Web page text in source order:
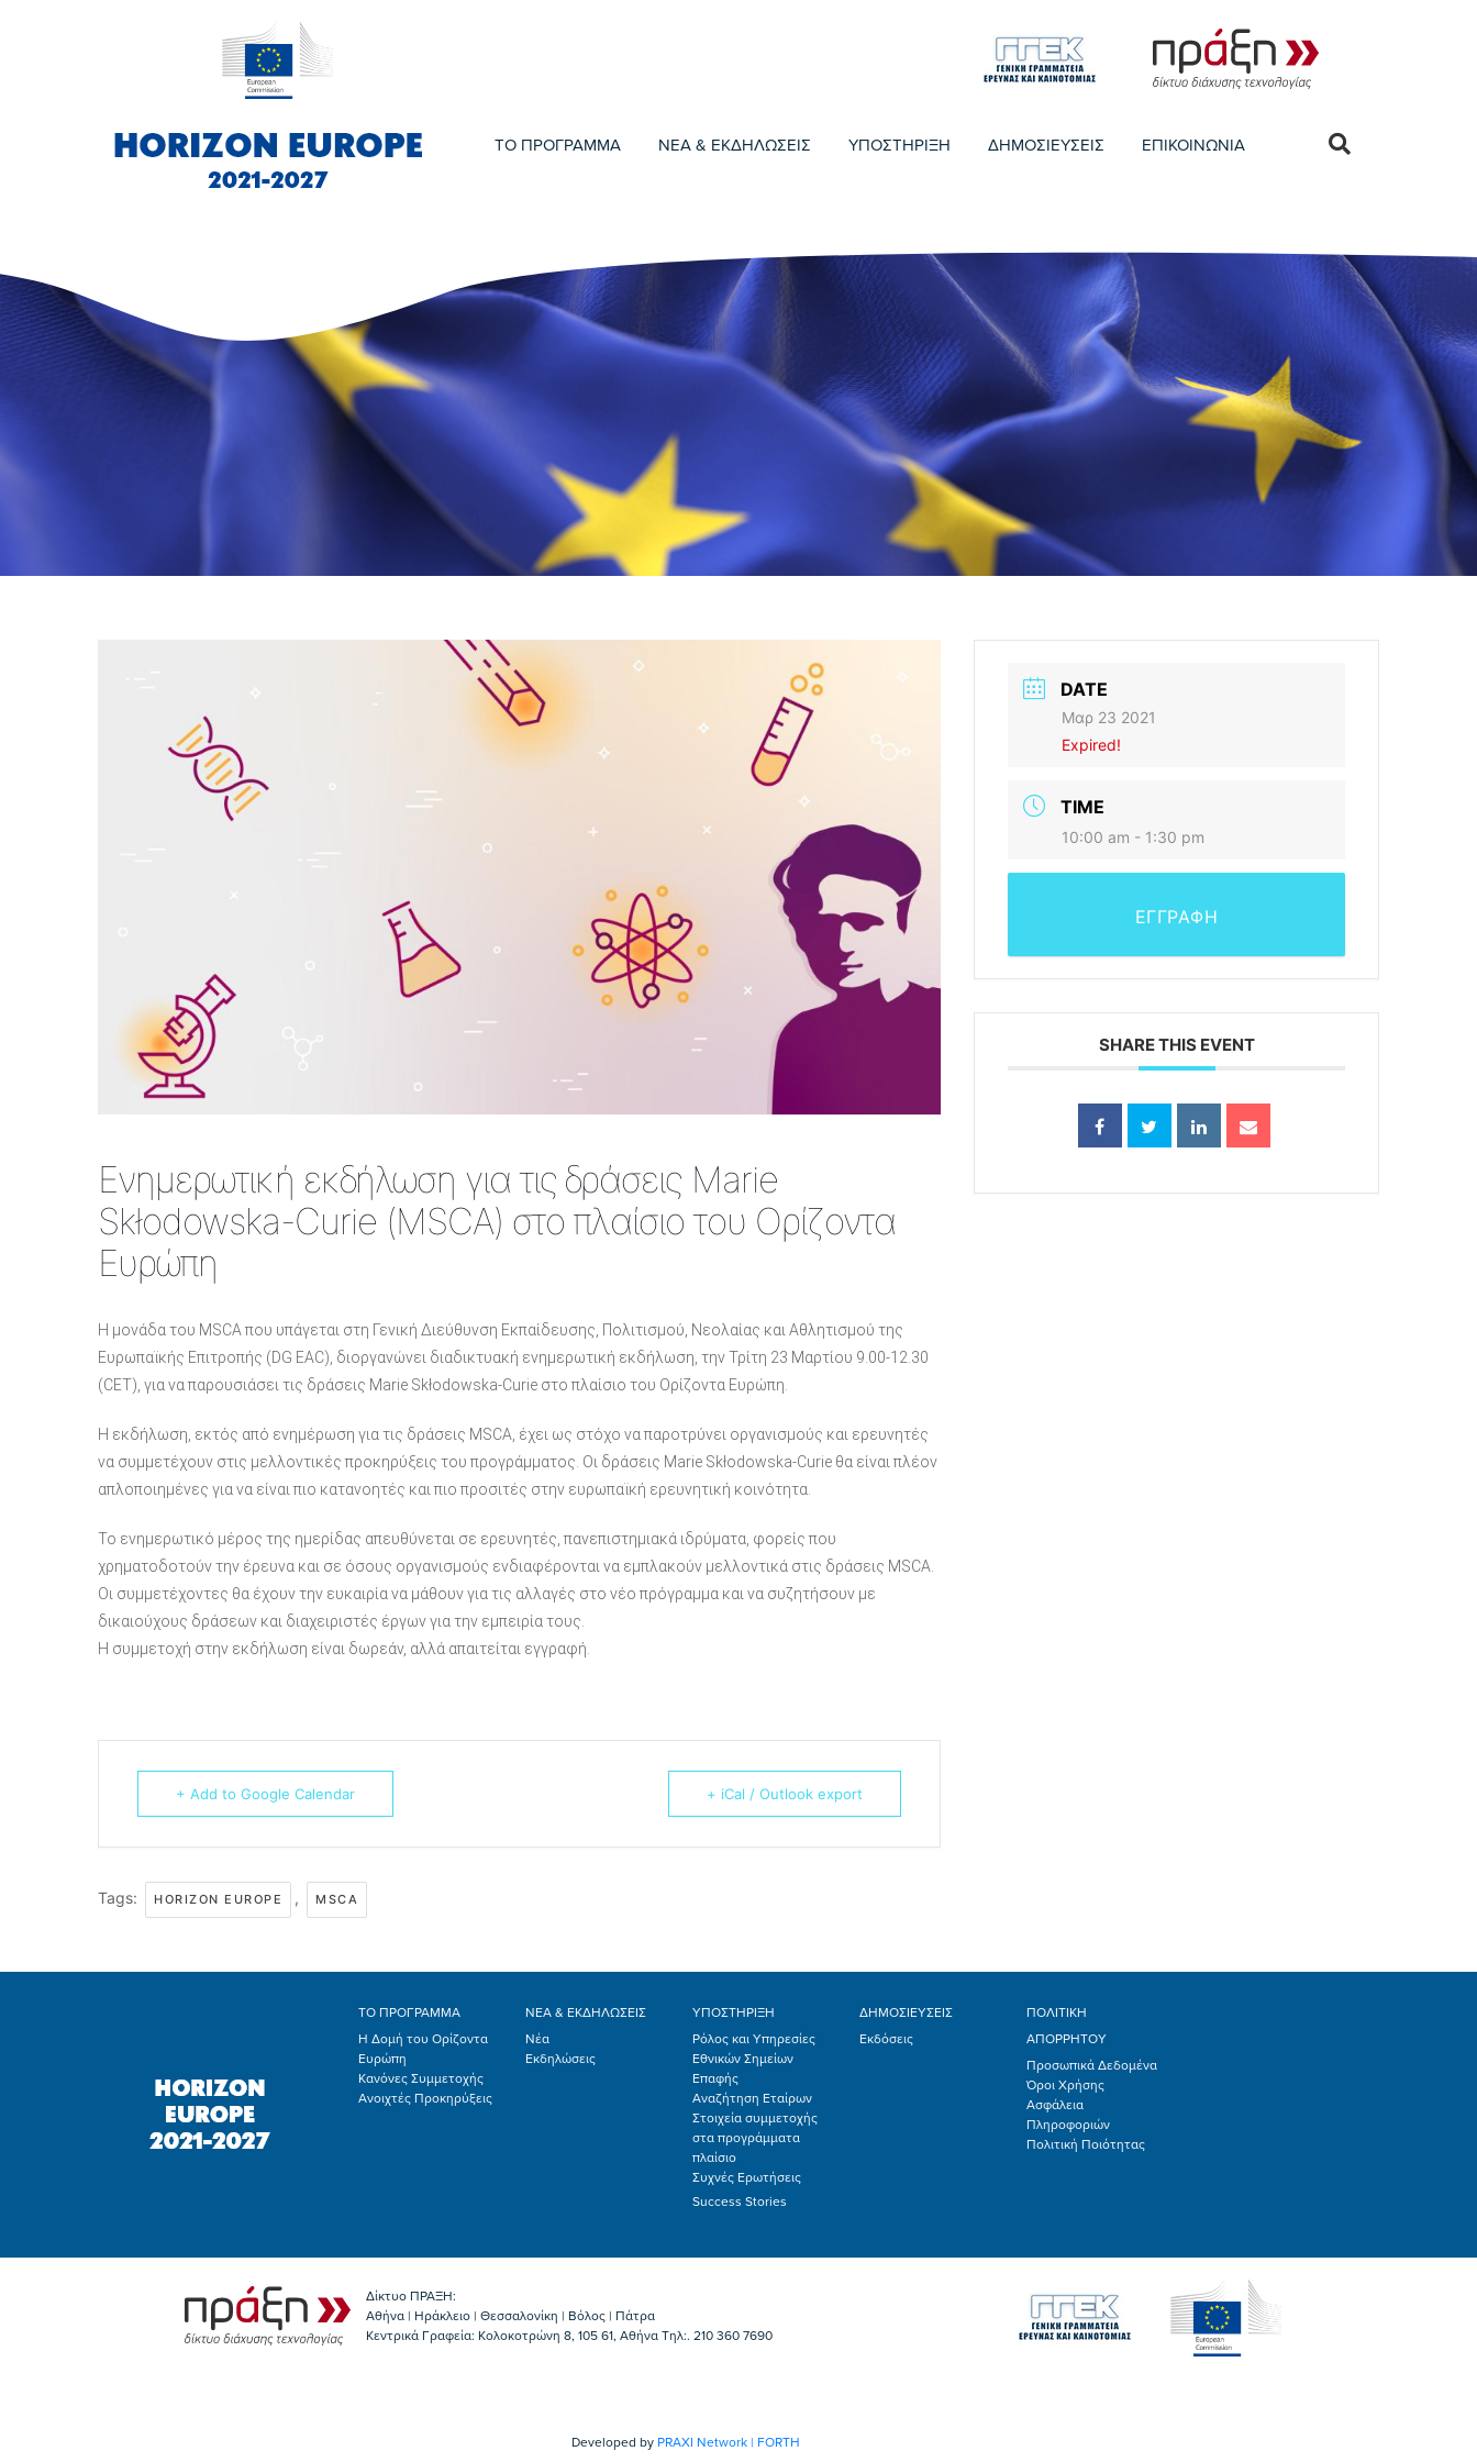
ΤΟ ΠΡΟΓΡΑΜΜΑ ΝΕΑ & ΕΚΔΗΛΩΣΕΙΣ ΥΠΟΣΤΗΡΙΞΗ ΔΗΜΟΣΙΕΥΣΕΙΣ ΕΠΙΚΟΙΝΩΝΙΑ
Ενημερωτική εκδήλωση για τις δράσεις Marie
Skłodowska-Curie (MSCA) στο πλαίσιο του Ορίζοντα
Ευρώπη
Η μονάδα του MSCA που υπάγεται στη Γενική Διεύθυνση Εκπαίδευσης, Πολιτισμού, Νεολαίας και Αθλητισμού της
Ευρωπαϊκής Επιτροπής (DG EAC), διοργανώνει διαδικτυακή ενημερωτική εκδήλωση, την Τρίτη 23 Μαρτίου 9.00-12.30
(CET), για να παρουσιάσει τις δράσεις Marie Skłodowska-Curie στο πλαίσιο του Ορίζοντα Ευρώπη.
Η εκδήλωση, εκτός από ενημέρωση για τις δράσεις MSCA, έχει ως στόχο να παροτρύνει οργανισμούς και ερευνητές
να συμμετέχουν στις μελλοντικές προκηρύξεις του προγράμματος. Οι δράσεις Marie Skłodowska-Curie θα είναι πλέον
απλοποιημένες για να είναι πιο κατανοητές και πιο προσιτές στην ευρωπαϊκή ερευνητική κοινότητα.
Το ενημερωτικό μέρος της ημερίδας απευθύνεται σε ερευνητές, πανεπιστημιακά ιδρύματα, φορείς που
χρηματοδοτούν την έρευνα και σε όσους οργανισμούς ενδιαφέρονται να εμπλακούν μελλοντικά στις δράσεις MSCA.
Οι συμμετέχοντες θα έχουν την ευκαιρία να μάθουν για τις αλλαγές στο νέο πρόγραμμα και να συζητήσουν με
δικαιούχους δράσεων και διαχειριστές έργων για την εμπειρία τους.
Η συμμετοχή στην εκδήλωση είναι δωρεάν, αλλά απαιτείται εγγραφή.
+ Add to Google Calendar + iCal / Outlook export
Tags: HORIZON EUROPE , MSCA
DATE
Μαρ 23 2021
Expired!
TIME
10:00 am - 1:30 pm
ΕΓΓΡΑΦΗ
SHARE THIS EVENT
ΤΟ ΠΡΟΓΡΑΜΜΑ
Η Δομή του Ορίζοντα
Ευρώπη
Κανόνες Συμμετοχής
Ανοιχτές Προκηρύξεις
ΝΕΑ & ΕΚΔΗΛΩΣΕΙΣ
Νέα
Εκδηλώσεις
ΥΠΟΣΤΗΡΙΞΗ
Ρόλος και Υπηρεσίες
Εθνικών Σημείων
Επαφής
Αναζήτηση Εταίρων
Στοιχεία συμμετοχής
στα προγράμματα
πλαίσιο
Συχνές Ερωτήσεις
Success Stories
ΔΗΜΟΣΙΕΥΣΕΙΣ
Εκδόσεις
ΠΟΛΙΤΙΚΗ
ΑΠΟΡΡΗΤΟΥ
Προσωπικά Δεδομένα
Όροι Χρήσης
Ασφάλεια
Πληροφοριών
Πολιτική Ποιότητας
Δίκτυο ΠΡΑΞΗ:
Αθήνα | Ηράκλειο | Θεσσαλονίκη | Βόλος | Πάτρα
Κεντρικά Γραφεία: Kολοκοτρώνη 8, 105 61, Αθήνα Τηλ:. 210 360 7690
Developed by PRAXI Network | FORTH